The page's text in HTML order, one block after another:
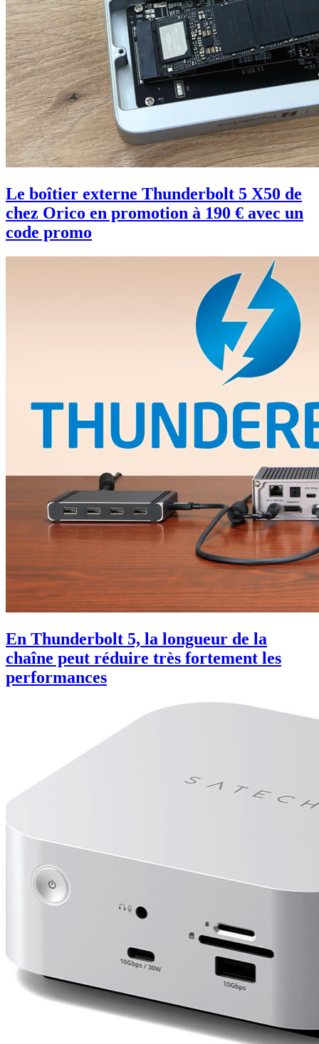
Le boîtier externe Thunderbolt 5 X50 de
chez Orico en promotion à 190 € avec un
code promo
En Thunderbolt 5, la longueur de la
chaîne peut réduire très fortement les
performances